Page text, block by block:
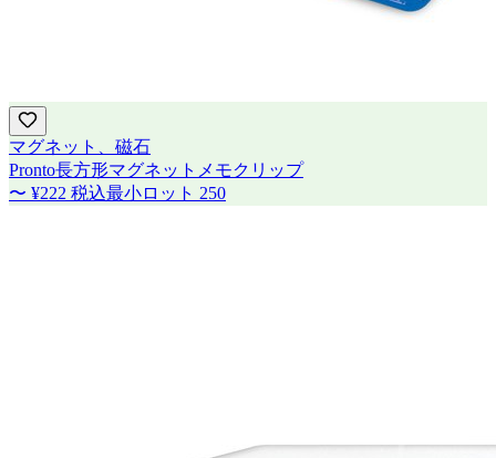
マグネット、磁石
Pronto長方形マグネットメモクリップ
〜 ¥222 税込最小ロット 250